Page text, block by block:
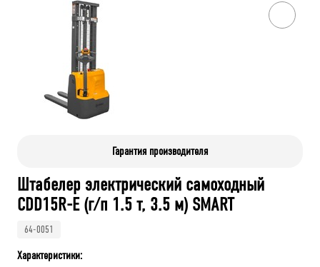
Гарантия производителя
Штабелер электрический самоходный
CDD15R-E (г/п 1.5 т, 3.5 м) SMART
64-0051
Характеристики: